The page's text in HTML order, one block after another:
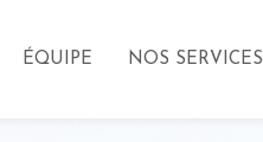
ÉQUIPE NOS SERVICES